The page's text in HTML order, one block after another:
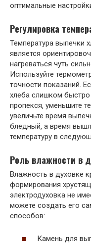
оптимальные
Регулировка
Температура выпечки
является
нагреваться чуть
Используйте
точности показаний.
хлеба слишком быстро
пропекся‚ уменьшите
увеличьте время
бледный‚ а время
температуру в
Роль влажности в
Влажность в духовке
формирования
электродуховка не
можете создать его
способов:
Камень для